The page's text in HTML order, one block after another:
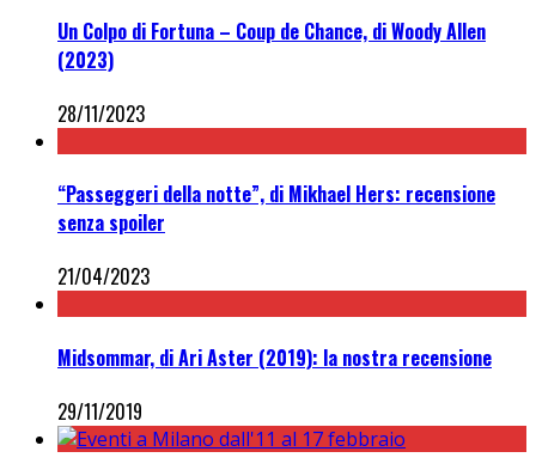
Un Colpo di Fortuna – Coup de Chance, di Woody Allen
(2023)
28/11/2023
“Passeggeri della notte”, di Mikhael Hers: recensione
senza spoiler
21/04/2023
Midsommar, di Ari Aster (2019): la nostra recensione
29/11/2019